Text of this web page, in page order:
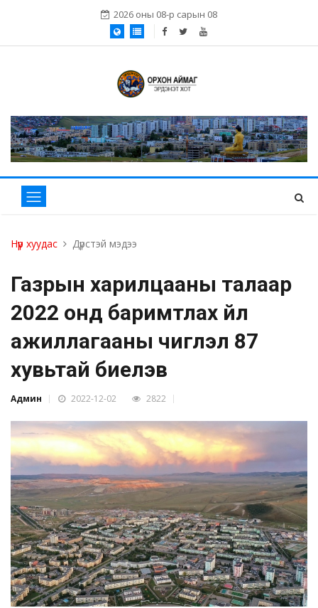
2026 оны 08-р сарын 08
Нүүр хуудас Дүрстэй мэдээ
Газрын харилцааны талаар
2022 онд баримтлах үйл
ажиллагааны чиглэл 87
хувьтай биелэв
Админ 2022-12-02 2822